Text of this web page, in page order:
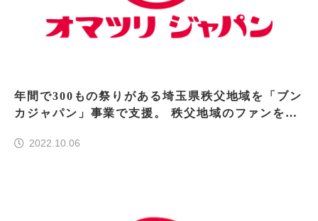
年間で300もの祭りがある埼玉県秩父地域を「ブン
カジャパン」事業で支援。 秩父地域のファンを創
2022.10.06